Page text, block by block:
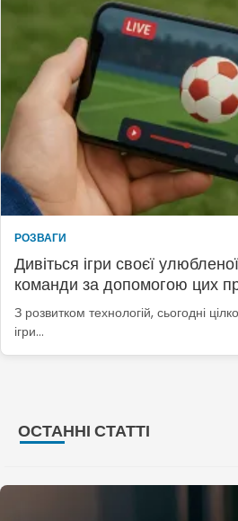
РОЗВАГИ
Дивіться ігри своєї
команди за допомогою цих
З розвитком технологій, сьогодні
ігри…
ОСТАННІ СТАТТІ